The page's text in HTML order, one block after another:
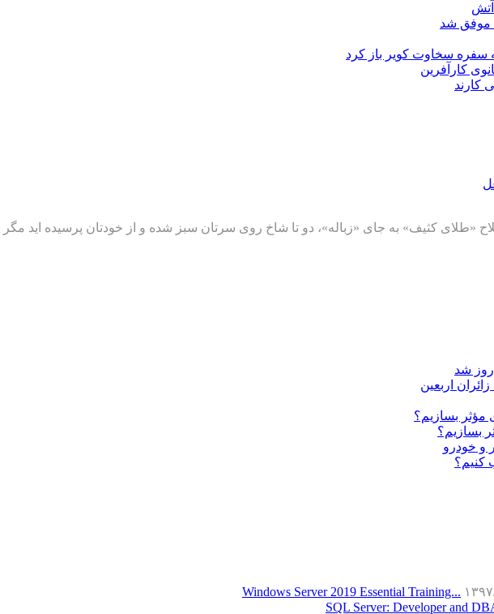
آتش
موفق شد
سفره سخاوت کویر باز کرد
کارآفرین
کارند
کثیف» به جای «زباله»، دو تا شاخ روی سرتان سبز شده و از خودتان پرسیده اید مگر
شد
اربعین
بسازیم؟
بسازیم؟
و خودرو
کنیم؟
۱۳